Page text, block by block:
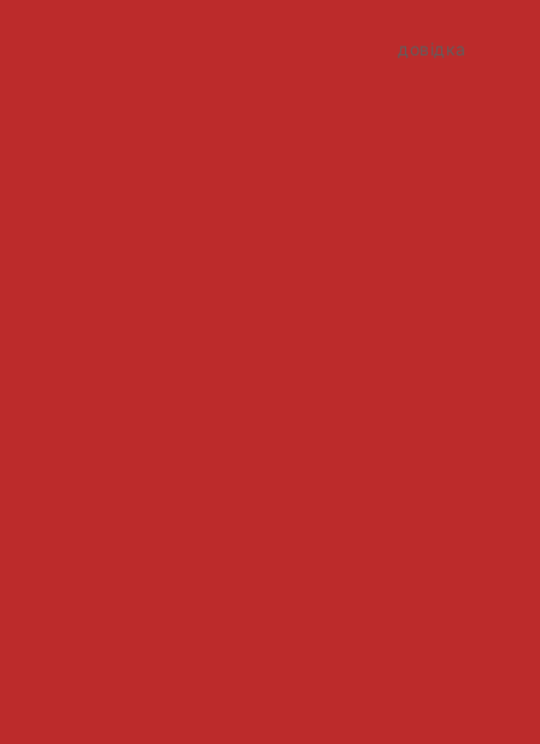
довідка